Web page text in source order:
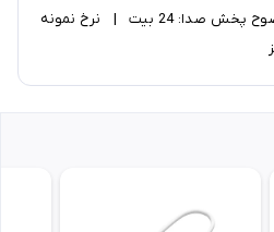
پردازنده صوتی: AXX1 | وضوح پخش صدا: 24 بیت | نرخ نمونه